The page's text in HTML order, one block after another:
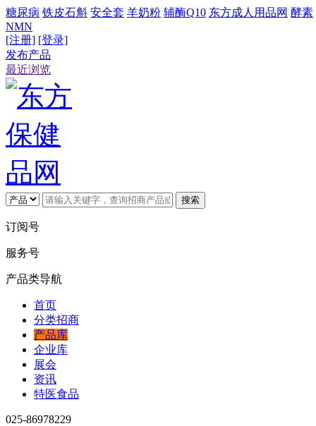
糖尿病 铁皮石斛 安全套 羊奶粉 辅酶Q10 东方成人用品网 酵素
NMN
[注册] [登录]
发布产品
最近浏览
搜索
订阅号
服务号
产品类导航
首页
分类招商
产品库
企业库
展会
资讯
特医食品
025-86978229